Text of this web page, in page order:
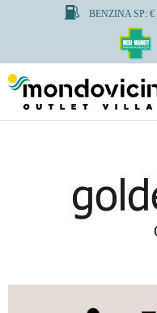
BENZINA SP: €